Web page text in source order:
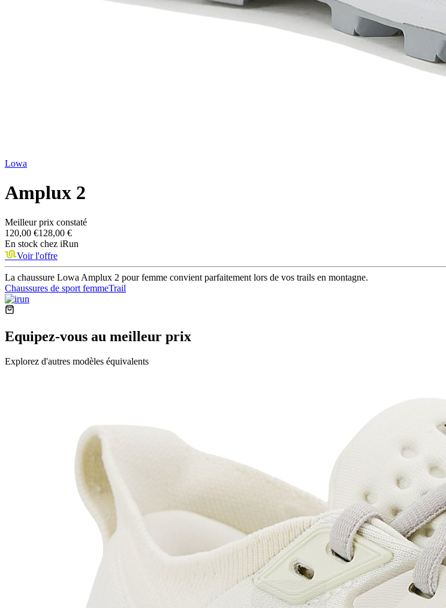
Lowa
Amplux 2
Meilleur prix constaté
120,00 €128,00 €
En stock chez iRun
Voir l'offre
La chaussure Lowa Amplux 2 pour femme convient parfaitement lors de vos trails en montagne.
Chaussures de sport femmeTrail
Equipez-vous au meilleur prix
Explorez d'autres modèles équivalents